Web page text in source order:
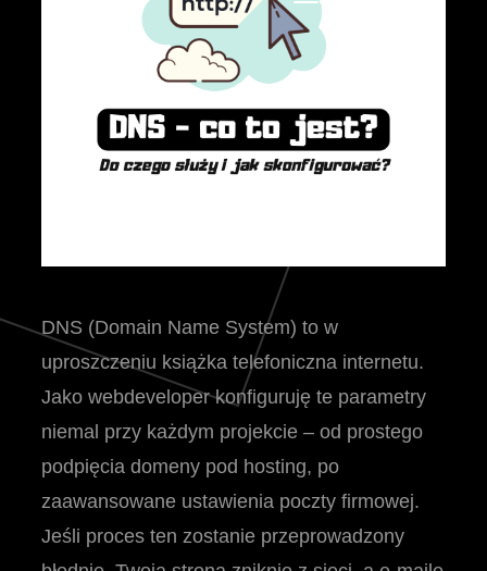
DNS (Domain Name System) to w
uproszczeniu książka telefoniczna internetu.
Jako webdeveloper konfiguruję te parametry
niemal przy każdym projekcie – od prostego
podpięcia domeny pod hosting, po
zaawansowane ustawienia poczty firmowej.
Jeśli proces ten zostanie przeprowadzony